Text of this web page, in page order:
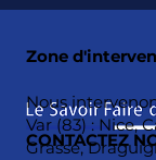
CONTACTEZ
Zone
Nous
Var (83) : Nice,
Grasse,